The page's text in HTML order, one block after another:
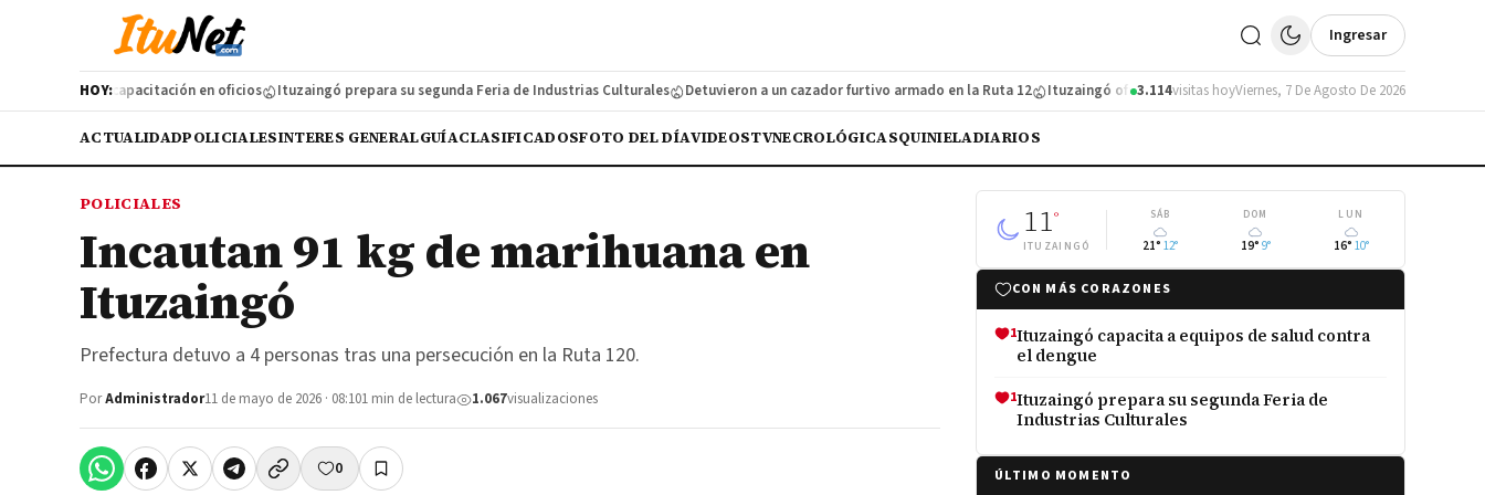
Ingresar
HOY:
una nueva capacitación en oficios Ituzaingó prepara su segunda Feria de Industrias Culturales Detuvieron a un cazador furtivo armado en la Ruta 12 Ituzaingó ofrece controles de salud y nutrición a jubilados
3.114visitas hoyViernes, 7 De Agosto De 2026
ACTUALIDADPOLICIALESINTERES GENERALGUÍACLASIFICADOSFOTO DEL DÍAVIDEOSTVNECROLÓGICASQUINIELADIARIOS
POLICIALES
Incautan 91 kg de marihuana en
Ituzaingó
Prefectura detuvo a 4 personas tras una persecución en la Ruta 120.
PorAdministrador11 de mayo de 2026 · 08:101 min de lectura 1.067visualizaciones
0
11°
ITUZAINGÓ
SÁB
21° 12°
DOM
19° 9°
LUN
16° 10°
CON MÁS CORAZONES
1Ituzaingó capacita a equipos de salud contra
el dengue
1Ituzaingó prepara su segunda Feria de
Industrias Culturales
ÚLTIMO MOMENTO